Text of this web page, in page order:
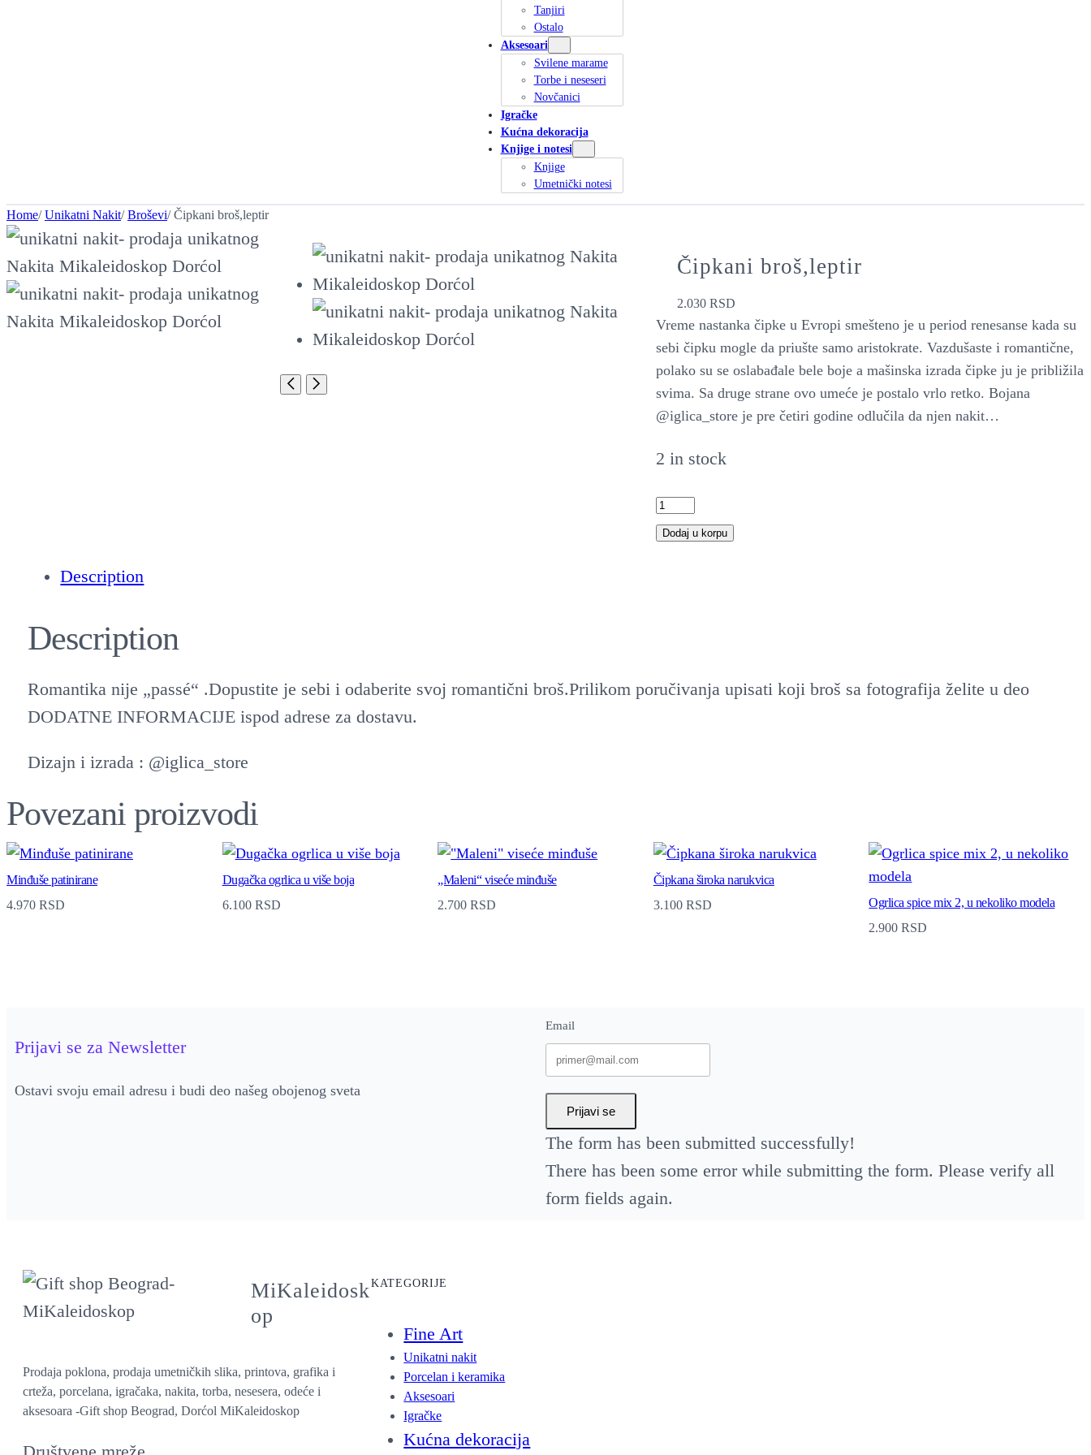
Tanjiri
Ostalo
Aksesoari
Svilene marame
Torbe i neseseri
Novčanici
Igračke
Kućna dekoracija
Knjige i notesi
Knjige
Umetnički notesi
Home/Unikatni Nakit/Broševi/ Čipkani broš,leptir
Čipkani broš,leptir
2.030RSD
Vreme nastanka čipke u Evropi smešteno je u period renesanse kada su
sebi čipku mogle da priušte samo aristokrate. Vazdušaste i romantične,
polako su se oslabađale bele boje a mašinska izrada čipke ju je približila
svima. Sa druge strane ovo umeće je postalo vrlo retko. Bojana
@iglica_store je pre četiri godine odlučila da njen nakit…
2 in stock
Č
i
b
e
p
n
i
y
Dodaj u korpu
Description
Description
Romantika nije „passé“ .Dopustite je sebi i odaberite svoj romantični broš.Prilikom poručivanja upisati koji broš sa fotografija želite u deo
DODATNE INFORMACIJE ispod adrese za dostavu.
Dizajn i izrada : @iglica_store
Povezani proizvodi
Minđuše patinirane
4.970 RSD
Dugačka ogrlica u više boja
6.100 RSD
„Maleni“ viseće minđuše
2.700RSD
Čipkana široka narukvica
3.100 RSD
Ogrlica spice mix 2, u nekoliko modela
2.900RSD
Prijavi se za Newsletter
Ostavi svoju email adresu i budi deo našeg obojenog sveta
Email
Prijavi se
The form has been submitted successfully!
There has been some error while submitting the form. Please verify all
form fields again.
MiKaleidosk
op
Prodaja poklona, prodaja umetničkih slika, printova, grafika i
crteža, porcelana, igračaka, nakita, torba, nesesera, odeće i
aksesoara -Gift shop Beograd, Dorćol MiKaleidoskop
KATEGORIJE
Fine Art
Unikatni nakit
Porcelan i keramika
Aksesoari
Igračke
Kućna dekoracija